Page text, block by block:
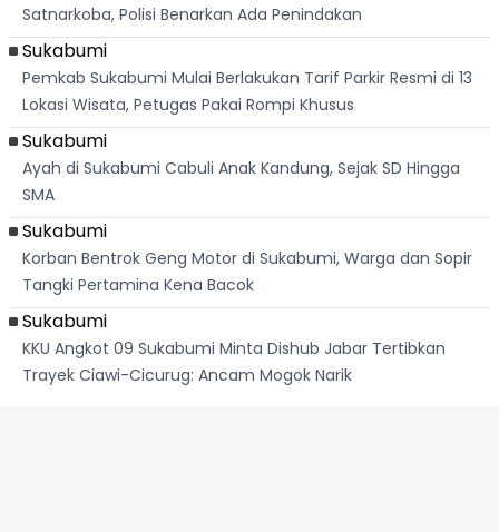
Satnarkoba, Polisi Benarkan Ada Penindakan
Sukabumi
Pemkab Sukabumi Mulai Berlakukan Tarif Parkir Resmi di 13
Lokasi Wisata, Petugas Pakai Rompi Khusus
Sukabumi
Ayah di Sukabumi Cabuli Anak Kandung, Sejak SD Hingga
SMA
Sukabumi
Korban Bentrok Geng Motor di Sukabumi, Warga dan Sopir
Tangki Pertamina Kena Bacok
Sukabumi
KKU Angkot 09 Sukabumi Minta Dishub Jabar Tertibkan
Trayek Ciawi-Cicurug: Ancam Mogok Narik